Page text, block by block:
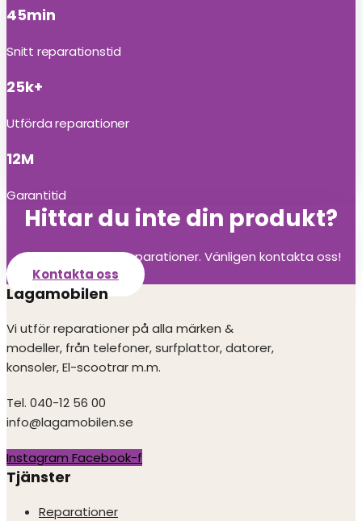
45min
Snitt reparationstid
25k+
Utförda reparationer
12M
Garantitid
Hittar du inte din produkt?
Vi utför alla olika reparationer. Vänligen kontakta oss!
Kontakta oss
Lagamobilen
Vi utför reparationer på alla märken &
modeller, från telefoner, surfplattor, datorer,
konsoler, El-scootrar m.m.
Tel. 040-12 56 00
info@lagamobilen.se
Instagram Facebook-f
Tjänster
Reparationer